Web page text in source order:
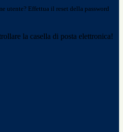
utente? Effettua il reset della password
la casella di posta elettronica!